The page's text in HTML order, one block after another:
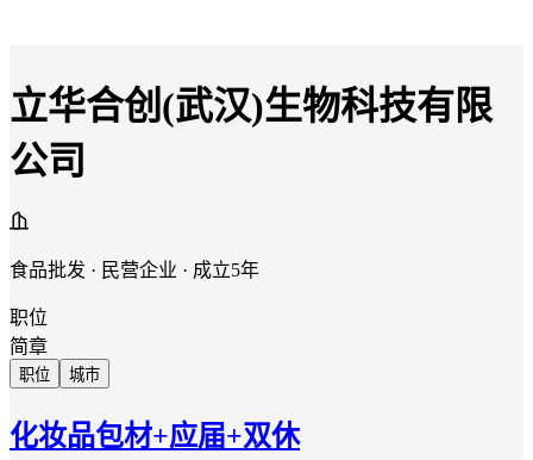
立华合创(武汉)生物科技有限
公司
食品批发 · 民营企业 · 成立5年
职位
简章
职位 城市
化妆品包材+应届+双休